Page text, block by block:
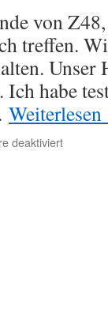
von
treffen.
Unser
habe
Weiterlesen
deaktiviertfür